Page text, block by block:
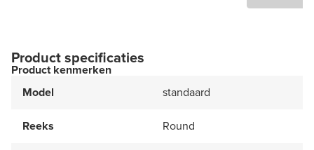
Product specificaties
Product kenmerken
Model
standaard
Reeks Round